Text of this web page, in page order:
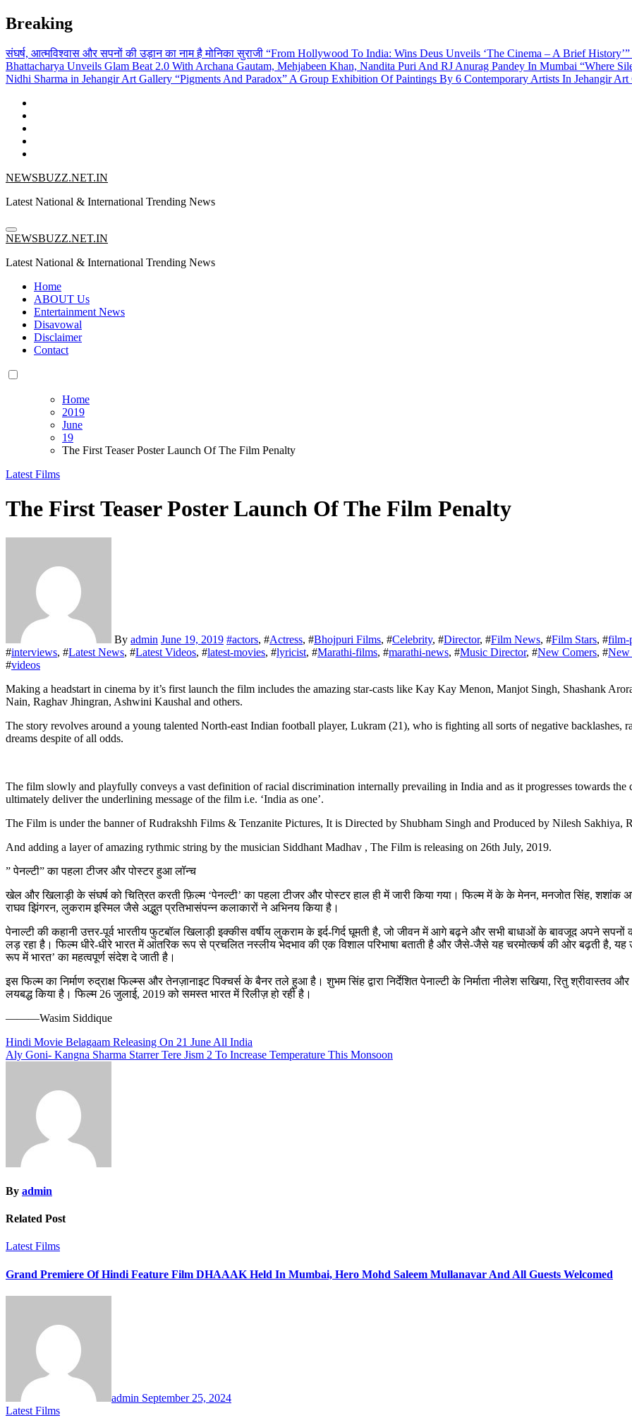
Skip
to
content
Breaking
संघर्ष, आत्मविश्वास और सपनों की उड़ान का नाम है मोनिका सुराजी “From Hollywood To India: Wins Deus Unveils ‘The Cinema – A Brief
Bhattacharya Unveils Glam Beat 2.0 With Archana Gautam, Mehjabeen Khan, Nandita Puri And RJ Anurag Pandey In Mumbai “Where
Nidhi Sharma in Jehangir Art Gallery “Pigments And Paradox” A Group Exhibition Of Paintings By 6 Contemporary Artists In Jehangir Art
NEWSBUZZ.NET.IN
Latest National & International Trending News
NEWSBUZZ.NET.IN
Latest National & International Trending News
Home
ABOUT Us
Entertainment News
Disavowal
Disclaimer
Contact
Home
2019
June
19
The First Teaser Poster Launch Of The Film Penalty
Latest Films
The First Teaser Poster Launch Of The Film Penalty
By admin June 19, 2019 #actors, #Actress, #Bhojpuri Films, #Celebrity, #Director, #Film News, #Film Stars, #film-
#interviews, #Latest News, #Latest Videos, #latest-movies, #lyricist, #Marathi-films, #marathi-news, #Music Director, #New Comers, #New
#videos
Making a headstart in cinema by it’s first launch the film includes the amazing star-casts like Kay Kay Menon, Manjot Singh, Shashank Arora, Lukram Smil, Srishti Jain, Bijoutha Angjam, Akash Dabade, Mohit
Nain, Raghav Jhingran, Ashwini Kaushal and others.
The story revolves around a young talented North-east Indian football player, Lukram (21), who is fighting all sorts of negative backlashes,
dreams despite of all odds.
The film slowly and playfully conveys a vast definition of racial discrimination internally prevailing in India and as it progresses towards the
ultimately deliver the underlining message of the film i.e. ‘India as one’.
The Film is under the banner of Rudrakshh Films & Tenzanite Pictures, It is Directed by Shubham Singh and Produced by Nilesh Sakhiya,
And adding a layer of amazing rythmic string by the musician Siddhant Madhav , The Film is releasing on 26th July, 2019.
” पेनल्टी” का पहला टीजर और पोस्टर हुआ लॉन्च
खेल और खिलाड़ी के संघर्ष को चित्रित करती फ़िल्म ‘पेनल्टी’ का पहला टीजर और पोस्टर हाल ही में जारी किया गया। फिल्म में के के मेनन, मनजोत सिंह, शशांक
राघव झिंगरन, लुकराम इस्मिल जैसे अद्भुत प्रतिभासंपन्न कलाकारों ने अभिनय किया है।
पेनाल्टी की कहानी उत्तर-पूर्व भारतीय फुटबॉल खिलाड़ी इक्कीस वर्षीय लुकराम के इर्द-गिर्द घूमती है, जो जीवन में आगे बढ़ने और सभी बाधाओं के बावजूद अपने
लड़ रहा है। फिल्म धीरे-धीरे भारत में आंतरिक रूप से प्रचलित नस्लीय भेदभाव की एक विशाल परिभाषा बताती है और जैसे-जैसे यह चरमोत्कर्ष की ओर बढ़ती है,
रूप में भारत’ का महत्वपूर्ण संदेश दे जाती है।
इस फिल्म का निर्माण रुद्राक्ष फिल्म्स और तेनज़ानाइट पिक्चर्स के बैनर तले हुआ है। शुभम सिंह द्वारा निर्देशित पेनाल्टी के निर्माता नीलेश सखिया, रितु श्रीवास्तव
लयबद्ध किया है। फिल्म 26 जुलाई, 2019 को समस्त भारत में रिलीज़ हो रही है।
———Wasim Siddique
Post
navigation
Hindi Movie Belagaam Releasing On 21 June All India
Aly Goni- Kangna Sharma Starrer Tere Jism 2 To Increase Temperature This Monsoon
By admin
Related Post
Latest Films
Grand Premiere Of Hindi Feature Film DHAAAK Held In Mumbai, Hero Mohd Saleem Mullanavar And All Guests Welcomed
admin September 25, 2024
Latest Films